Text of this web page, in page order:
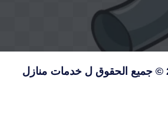
حقوق النشر 2026 © جميع الحقوق ل خدمات منازل